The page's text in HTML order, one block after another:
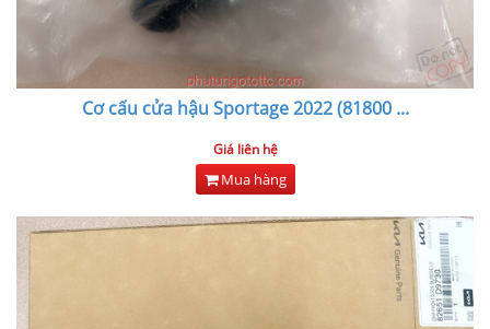
Cơ cấu cửa hậu Sportage 2022 (81800...
Giá liên hệ
Mua hàng